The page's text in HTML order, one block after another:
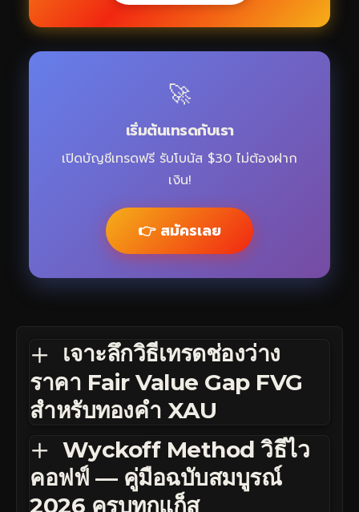
🚀
เริ่มต้นเทรดกับเรา
เปิดบัญชีเทรดฟรี รับโบนัส $30 ไม่ต้องฝาก
เงิน!
👉 สมัครเลย
เจาะลึกวิธีเทรดช่องว่าง
ราคา Fair Value Gap FVG
สำหรับทองคำ XAU
Wyckoff Method วิธีไว
คอฟฟ์ — คู่มือฉบับสมบูรณ์
2026 ครบทุกแก็ส